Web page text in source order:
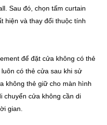
Sau đó, chọn tấm curtain
hiện và thay đổi thuộc tính
để đặt cửa không có thẻ
có thẻ cửa sau khi sử
không thẻ giữ cho màn hình
chuyển cửa không cần di
gian.